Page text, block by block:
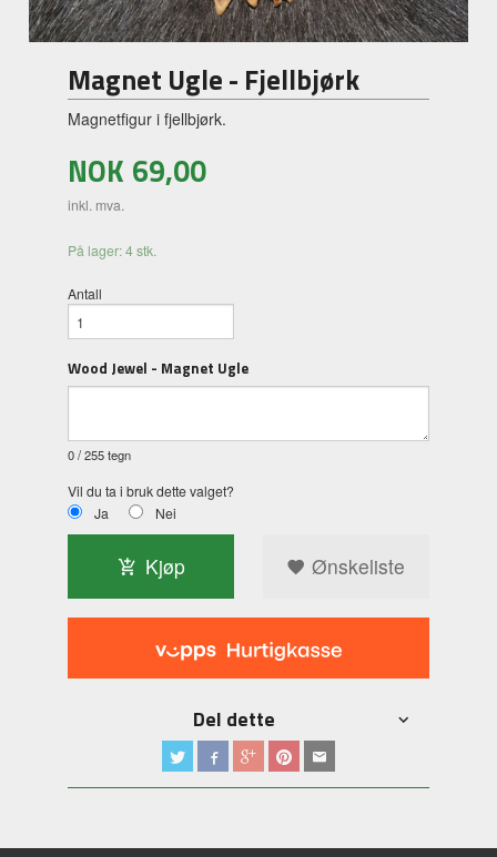
Magnet Ugle - Fjellbjørk
Magnetfigur i fjellbjørk.
NOK 69,00
inkl. mva.
På lager: 4 stk.
Antall
Wood Jewel - Magnet Ugle
0/ 255 tegn
Vil du ta i bruk dette valget?
Ja
Nei
Kjøp Ønskeliste
Del dette